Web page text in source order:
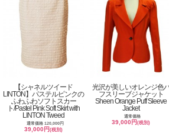
【シャネルツイード
LINTON】パステルピンクの
ふわふわソフトスカー
ト/Pastel Pink Soft Skirt with
LINTON Tweed
通常価格 120,000円
39,000円(税別)
光沢が美しいオレンジ色
フスリーブジャケット
Sheen Orange Puff Sleeve
Jacket
通常価格
39,000円(税別)